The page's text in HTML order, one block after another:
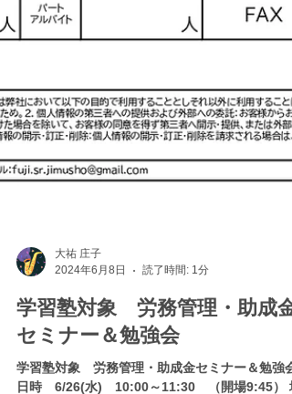
大祐 庄子
2024年6月8日
読了時間: 1分
学習塾対象 労務管理・助成金
セミナー＆勉強会